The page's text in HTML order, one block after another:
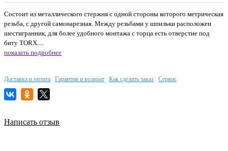
Состоит из металлического стержня с одной стороны которого метрическая
резьба, с другой самонарезная. Между резьбами у шпильки расположен
шестигранник, для более удобного монтажа с торца есть отверстие под
биту TORX....
показать подробнее
Доставка и оплата Гарантия и возврат Как сделать заказ Сервис
Написать отзыв